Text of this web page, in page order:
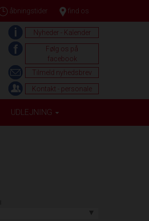
åbningstider find os
Nyheder - Kalender
Følg os på
facebook
Tilmeld nyhedsbrev
Kontakt - personale
UDLEJNING